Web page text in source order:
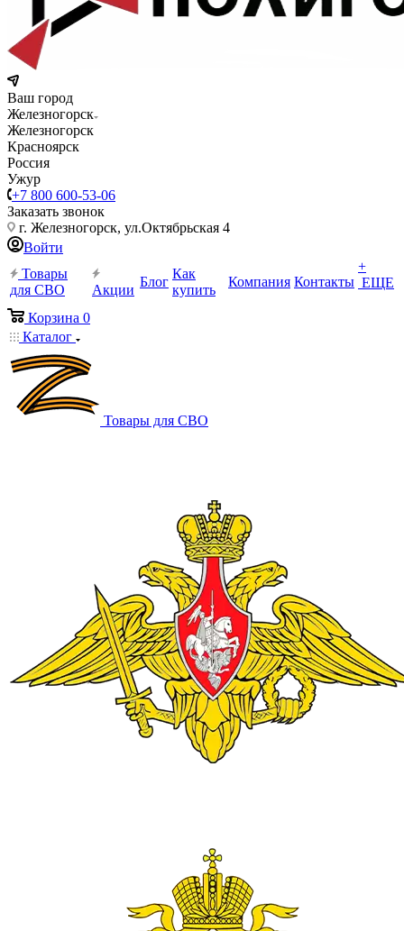
Ваш город
Железногорск
Железногорск
Красноярск
Россия
Ужур
+7 800 600-53-06
Заказать звонок
г. Железногорск, ул.Октябрьская 4
Войти
Товары
для СВО
Акции
Блог
Как
купить
Компания Контакты
+
ЕЩЕ
Корзина 0
Каталог
Товары для СВО